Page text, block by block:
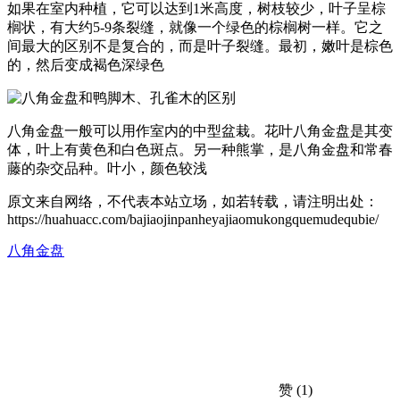
如果在室内种植，它可以达到1米高度，树枝较少，叶子呈棕
榈状，有大约5-9条裂缝，就像一个绿色的棕榈树一样。它之
间最大的区别不是复合的，而是叶子裂缝。最初，嫩叶是棕色
的，然后变成褐色深绿色
八角金盘一般可以用作室内的中型盆栽。花叶八角金盘是其变
体，叶上有黄色和白色斑点。另一种熊掌，是八角金盘和常春
藤的杂交品种。叶小，颜色较浅
原文来自网络，不代表本站立场，如若转载，请注明出处：
https://huahuacc.com/bajiaojinpanheyajiaomukongquemudequbie/
八角金盘
赞 (1)